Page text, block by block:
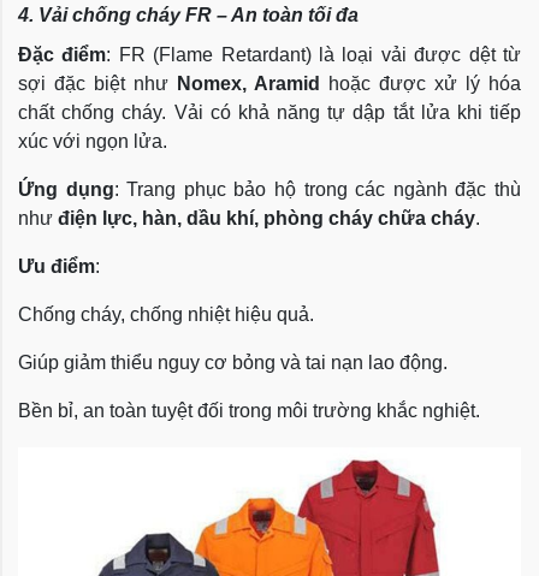
4. Vải chống cháy FR – An toàn tối đa
Đặc điểm: FR (Flame Retardant) là loại vải được dệt từ
sợi đặc biệt như Nomex, Aramid
hoặc được xử lý hóa
chất chống cháy. Vải có khả năng tự dập tắt lửa khi tiếp
xúc với ngọn lửa.
Ứng dụng: Trang phục bảo hộ trong các ngành đặc thù
như điện lực, hàn, dầu khí, phòng cháy chữa cháy.
Ưu điểm:
Chống cháy, chống nhiệt hiệu quả.
Giúp giảm thiểu nguy cơ bỏng và tai nạn lao động.
Bền bỉ, an toàn tuyệt đối trong môi trường khắc nghiệt.